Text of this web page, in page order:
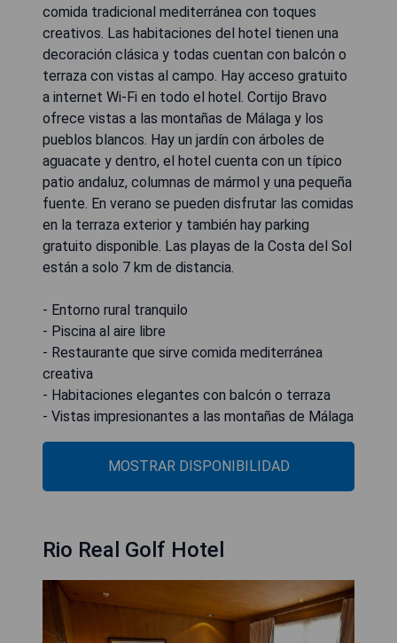
comida tradicional mediterránea con toques
creativos. Las habitaciones del hotel tienen una
decoración clásica y todas cuentan con balcón o
terraza con vistas al campo. Hay acceso gratuito
a internet Wi-Fi en todo el hotel. Cortijo Bravo
ofrece vistas a las montañas de Málaga y los
pueblos blancos. Hay un jardín con árboles de
aguacate y dentro, el hotel cuenta con un típico
patio andaluz, columnas de mármol y una pequeña
fuente. En verano se pueden disfrutar las comidas
en la terraza exterior y también hay parking
gratuito disponible. Las playas de la Costa del Sol
están a solo 7 km de distancia.
- Entorno rural tranquilo
- Piscina al aire libre
- Restaurante que sirve comida mediterránea
creativa
- Habitaciones elegantes con balcón o terraza
- Vistas impresionantes a las montañas de Málaga
MOSTRAR DISPONIBILIDAD
Rio Real Golf Hotel